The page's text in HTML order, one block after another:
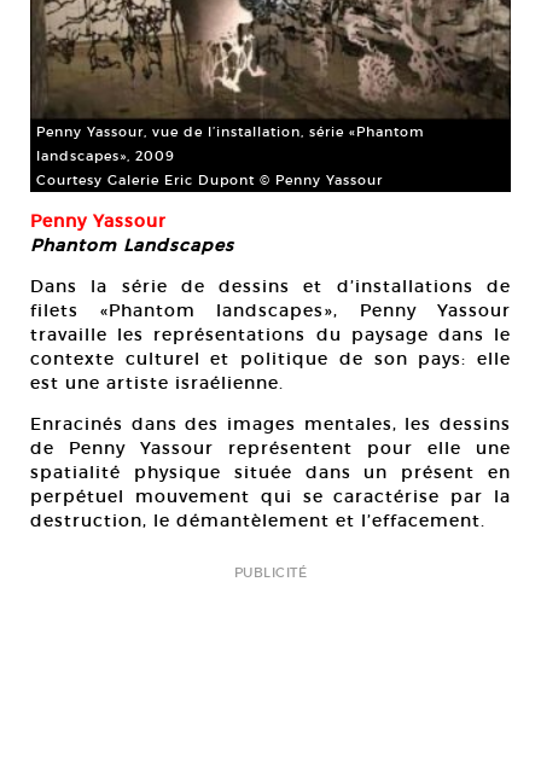
Penny Yassour, vue de l’installation, série «Phantom
landscapes», 2009
Courtesy Galerie Eric Dupont © Penny Yassour
Penny Yassour
Phantom Landscapes
Dans la série de dessins et d’installations de
filets «Phantom landscapes», Penny Yassour
travaille les représentations du paysage dans le
contexte culturel et politique de son pays: elle
est une artiste israélienne.
Enracinés dans des images mentales, les dessins
de Penny Yassour représentent pour elle une
spatialité physique située dans un présent en
perpétuel mouvement qui se caractérise par la
destruction, le démantèlement et l’effacement.
PUBLICITÉ